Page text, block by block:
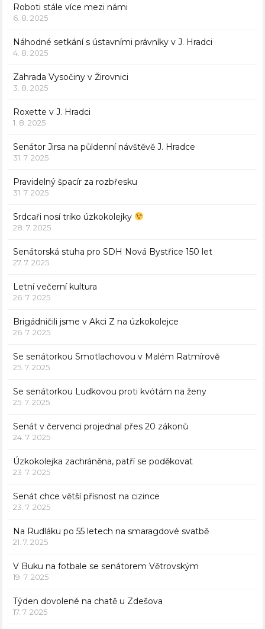
Roboti stále více mezi námi
6. 8. 2025
Náhodné setkání s ústavními právníky v J. Hradci
4. 8. 2025
Zahrada Vysočiny v Žirovnici
3. 8. 2025
Roxette v J. Hradci
1. 8. 2025
Senátor Jirsa na půldenní návštěvě J. Hradce
31. 7. 2025
Pravidelný špacír za rozbřesku
31. 7. 2025
Srdcaři nosí triko úzkokolejky
28. 7. 2025
Senátorská stuha pro SDH Nová Bystřice 150 let
27. 7. 2025
Letní večerní kultura
26. 7. 2025
Brigádničili jsme v Akci Z na úzkokolejce
26. 7. 2025
Se senátorkou Smotlachovou v Malém Ratmírově
25. 7. 2025
Se senátorkou Ludkovou proti kvótám na ženy
25. 7. 2025
Senát v červenci projednal přes 20 zákonů
24. 7. 2025
Úzkokolejka zachráněna, patří se poděkovat
23. 7. 2025
Senát chce větší přísnost na cizince
23. 7. 2025
Na Rudláku po 55 letech na smaragdové svatbě
21. 7. 2025
V Buku na fotbale se senátorem Větrovským
19. 7. 2025
Týden dovolené na chatě u Zdešova
17. 7. 2025